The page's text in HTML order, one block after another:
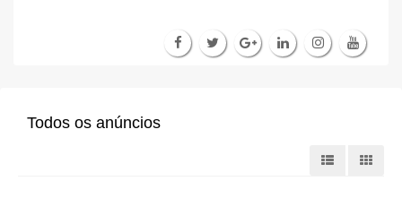
Todos os anúncios